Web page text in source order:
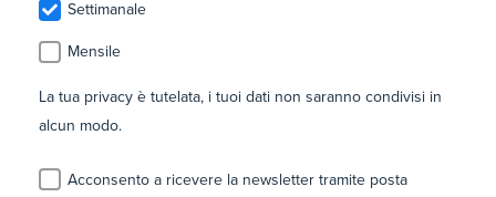
Settimanale
Mensile
La tua privacy è tutelata, i tuoi dati non saranno condivisi in
alcun modo.
Acconsento a ricevere la newsletter tramite posta